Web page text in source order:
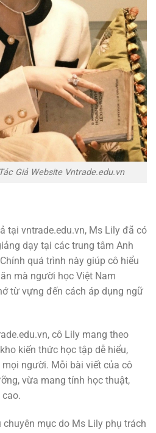
Giả Website Vntrade.edu.vn
tại vntrade.edu.vn, Ms Lily đã có
dạy tại các trung tâm Anh
quá trình này giúp cô hiểu
mà người học Việt Nam
từ vựng đến cách áp dụng ngữ
cô Lily mang theo
kiến thức học tập dễ hiểu,
người. Mỗi bài viết của cô
vừa mang tính học thuật,
mục do Ms Lily phụ trách